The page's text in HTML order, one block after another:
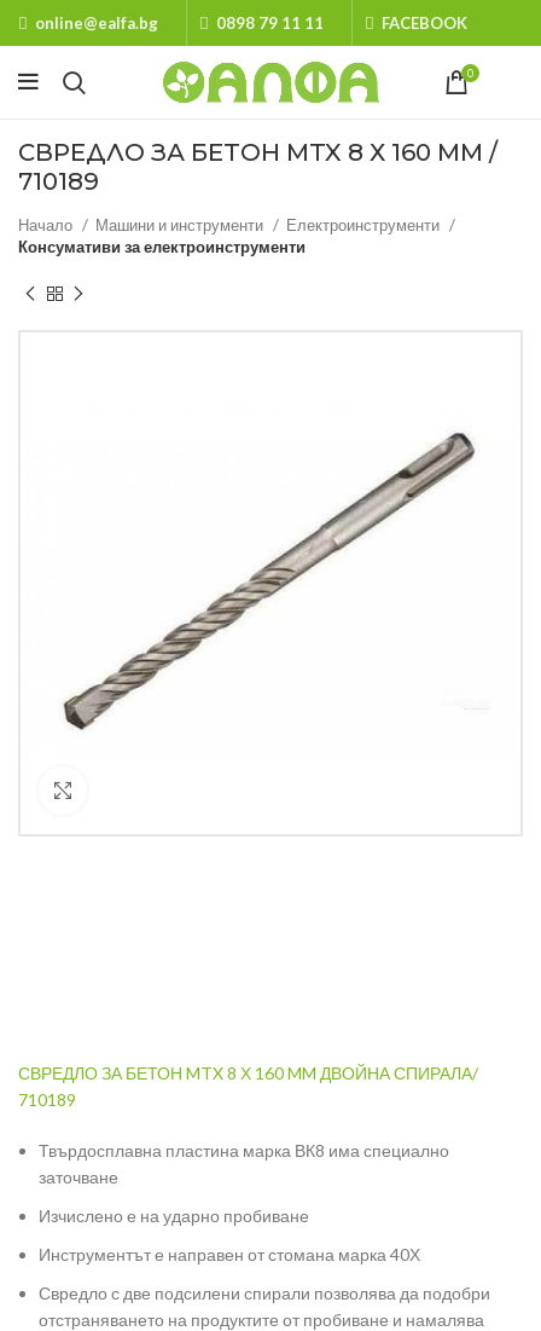
online@ealfa.bg 0898 79 11 11 FACEBOOK
0
СВРЕДЛО ЗА БЕТОН MTX 8 Х 160 MM /
710189
Начало Машини и инструменти
Електроинструменти
Консумативи за електроинструменти
СВРЕДЛО ЗА БЕТОН MTX 8 Х 160 MM ДВОЙНА СПИРАЛА/
710189
Твърдосплавна пластина марка ВК8 има специално
заточване
Изчислено е на ударно пробиване
Инструментът е направен от стомана марка 40Х
Свредло с две подсилени спирали позволява да подобри
отстраняването на продуктите от пробиване и намалява